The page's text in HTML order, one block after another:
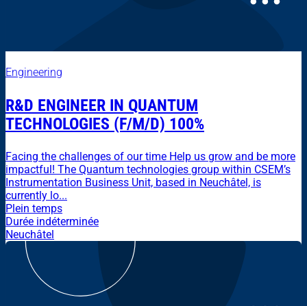
Engineering
R&D ENGINEER IN QUANTUM
TECHNOLOGIES (F/M/D) 100%
Facing the challenges of our time Help us grow and be more
impactful! The Quantum technologies group within CSEM’s
Instrumentation Business Unit, based in Neuchâtel, is
currently lo...
Plein temps
Durée indéterminée
Neuchâtel